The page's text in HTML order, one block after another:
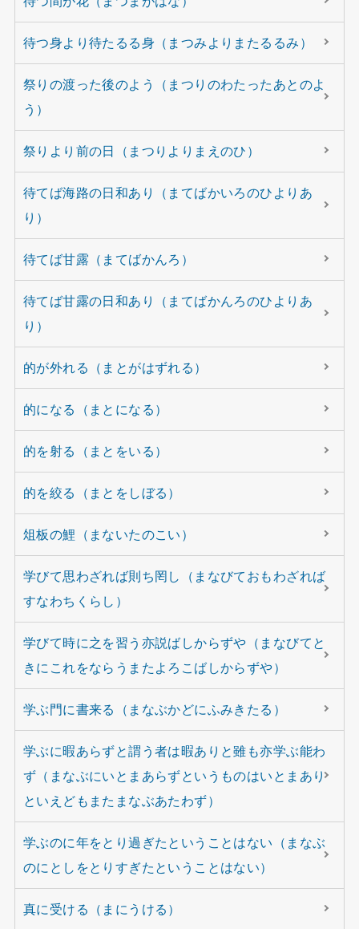
待つ身より待たるる身（まつみよりまたるるみ）
祭りの渡った後のよう（まつりのわたったあとのよ
う）
祭りより前の日（まつりよりまえのひ）
待てば海路の日和あり（まてばかいろのひよりあ
り）
待てば甘露（まてばかんろ）
待てば甘露の日和あり（まてばかんろのひよりあ
り）
的が外れる（まとがはずれる）
的になる（まとになる）
的を射る（まとをいる）
的を絞る（まとをしぼる）
俎板の鯉（まないたのこい）
学びて思わざれば則ち罔し（まなびておもわざれば
すなわちくらし）
学びて時に之を習う亦説ばしからずや（まなびてと
きにこれをならうまたよろこばしからずや）
学ぶ門に書来る（まなぶかどにふみきたる）
学ぶに暇あらずと謂う者は暇ありと雖も亦学ぶ能わ
ず（まなぶにいとまあらずというものはいとまあり
といえどもまたまなぶあたわず）
学ぶのに年をとり過ぎたということはない（まなぶ
のにとしをとりすぎたということはない）
真に受ける（まにうける）